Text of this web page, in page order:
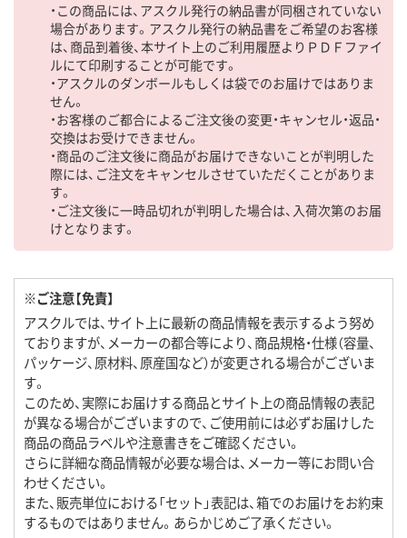
・この商品には、アスクル発行の納品書が同梱されていない
場合があります。アスクル発行の納品書をご希望のお客様
は、商品到着後、本サイト上のご利用履歴よりＰＤＦファイ
ルにて印刷することが可能です。
・アスクルのダンボールもしくは袋でのお届けではありま
せん。
・お客様のご都合によるご注文後の変更・キャンセル・返品・
交換はお受けできません。
・商品のご注文後に商品がお届けできないことが判明した
際には、ご注文をキャンセルさせていただくことがありま
す。
・ご注文後に一時品切れが判明した場合は、入荷次第のお届
けとなります。
※ご注意【免責】
アスクルでは、サイト上に最新の商品情報を表示するよう努め
ておりますが、メーカーの都合等により、商品規格・仕様（容量、
パッケージ、原材料、原産国など）が変更される場合がございま
す。
このため、実際にお届けする商品とサイト上の商品情報の表記
が異なる場合がございますので、ご使用前には必ずお届けした
商品の商品ラベルや注意書きをご確認ください。
さらに詳細な商品情報が必要な場合は、メーカー等にお問い合
わせください。
また、販売単位における「セット」表記は、箱でのお届けをお約束
するものではありません。あらかじめご了承ください。